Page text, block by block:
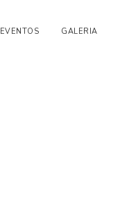
EVENTOS GALERIA